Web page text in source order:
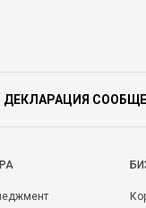
ДЕКЛАРАЦИЯ